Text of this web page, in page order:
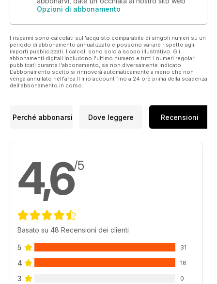
Opzioni di abbonamento
I risparmi sono calcolati sull'acquisto comparabile di singoli numeri su un
periodo di abbonamento annualizzato e possono variare rispetto agli
importi pubblicizzati. I calcoli sono solo a scopo illustrativo. Gli
abbonamenti digitali includono l'ultimo numero e tutti i numeri regolari
pubblicati durante l'abbonamento, se non diversamente indicato.
L'abbonamento scelto si rinnoverà automaticamente a meno che non
venga annullato nell'area Il mio account fino a 24 ore prima della scadenza
dell'abbonamento in corso.
Perché abbonarsi Dove leggere Recensioni
4,6/5
Basato su 48 Recensioni dei clienti
5 31
4 16
3 0